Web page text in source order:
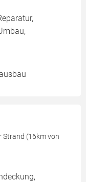
Strand (16km von